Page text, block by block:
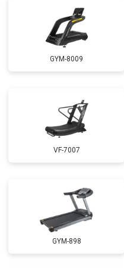
GYM-8009
VF-7007
GYM-898